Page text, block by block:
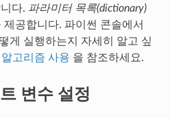
다. 파라미터 목록(dictionary)
공합니다. 파이썬 콘솔에서
게 실행하는지 자세히 알고 싶
고리즘 사용 을 참조하세요.
변수 설정